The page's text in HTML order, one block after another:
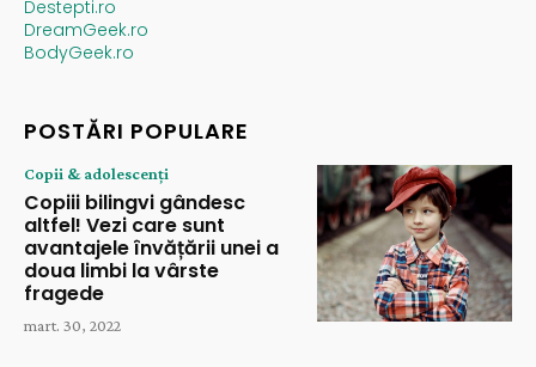
Destepti.ro
DreamGeek.ro
BodyGeek.ro
POSTĂRI POPULARE
Copii & adolescenți
Copiii bilingvi gândesc
altfel! Vezi care sunt
avantajele învățării unei a
doua limbi la vârste
fragede
mart. 30, 2022